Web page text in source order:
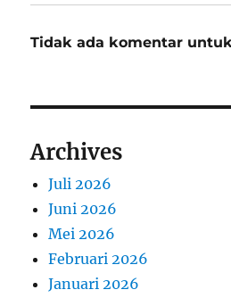
Tidak ada komentar
Archives
Juli 2026
Juni 2026
Mei 2026
Februari 2026
Januari 2026